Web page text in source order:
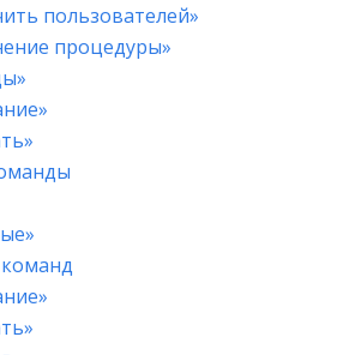
пользователей»
процедуры»